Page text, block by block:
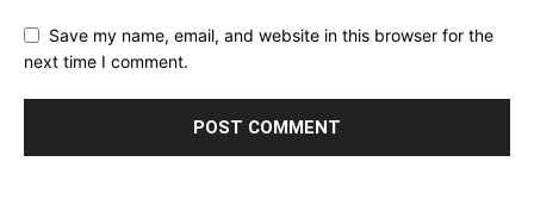
Save my name, email, and website in this browser for the
next time I comment.